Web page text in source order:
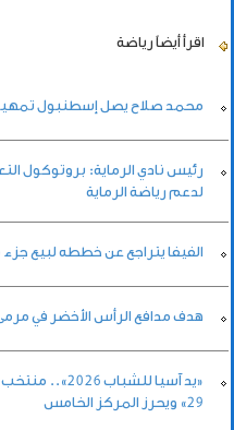
اقرأ أيضاً رياضة
محمد صلاح يصل إسطنبول
رئيس نادي الرماية: بروتوكول
لدعم رياضة الرماية
الفيفا يتراجع عن خططه لبيع
هدف مدافع الرأس الأخضر في مرمى
29» ويحرز المركز الخامس